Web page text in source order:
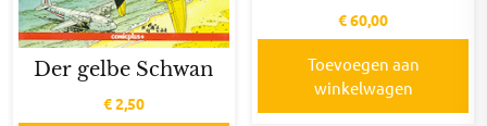
Der gelbe Schwan
€2,50
€60,00
Toevoegen aan
winkelwagen